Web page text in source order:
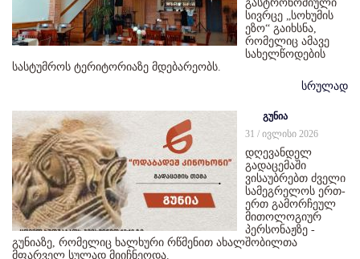
გასტრონომიული
სივრცე „სოხუმის
ეზო“ გაიხსნა,
რომელიც ამავე
სახელწოდების
სასტუმროს ტერიტორიაზე მდებარეობს.
სრულად
გუნია
31 / ივლისი 2026
დღევანდელ
გადაცემაში
ვისაუბრებთ ძველი
სამეგრელოს ერთ-
ერთ გამორჩეულ
მითოლოგიურ
პერსონაჟზე -
გუნიაზე, რომელიც ხალხური რწმენით ახალშობილთა
მფარველ სულად მიიჩნეოდა.